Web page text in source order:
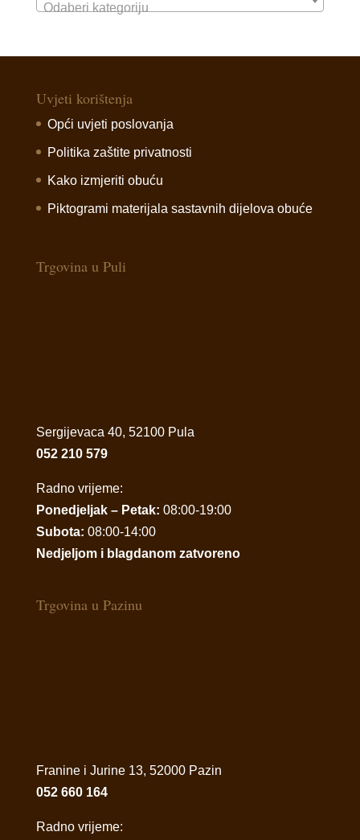
Odaberi kategoriju
Uvjeti korištenja
Opći uvjeti poslovanja
Politika zaštite privatnosti
Kako izmjeriti obuću
Piktogrami materijala sastavnih dijelova obuće
Trgovina u Puli
Sergijevaca 40, 52100 Pula
052 210 579
Radno vrijeme:
Ponedjeljak – Petak: 08:00-19:00
Subota: 08:00-14:00
Nedjeljom i blagdanom zatvoreno
Trgovina u Pazinu
Franine i Jurine 13, 52000 Pazin
052 660 164
Radno vrijeme: